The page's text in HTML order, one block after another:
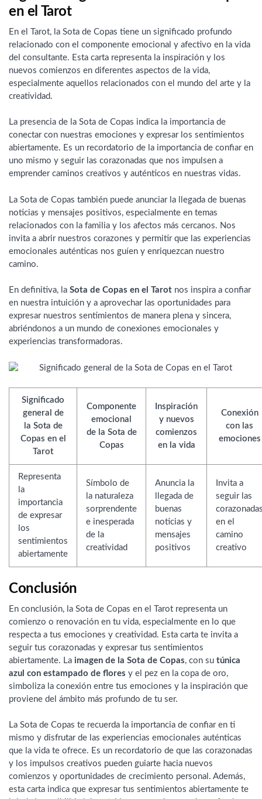
en el Tarot
En el Tarot, la Sota de Copas tiene un significado profundo
relacionado con el componente emocional y afectivo en la vida
del consultante. Esta carta representa la inspiración y los
nuevos comienzos en diferentes aspectos de la vida,
especialmente aquellos relacionados con el mundo del arte y la
creatividad.
La presencia de la Sota de Copas indica la importancia de
conectar con nuestras emociones y expresar los sentimientos
abiertamente. Es un recordatorio de la importancia de confiar en
uno mismo y seguir las corazonadas que nos impulsen a
emprender caminos creativos y auténticos en nuestras vidas.
La Sota de Copas también puede anunciar la llegada de buenas
noticias y mensajes positivos, especialmente en temas
relacionados con la familia y los afectos más cercanos. Nos
invita a abrir nuestros corazones y permitir que las experiencias
emocionales auténticas nos guíen y enriquezcan nuestro
camino.
En definitiva, la Sota de Copas en el Tarot nos inspira a confiar
en nuestra intuición y a aprovechar las oportunidades para
expresar nuestros sentimientos de manera plena y sincera,
abriéndonos a un mundo de conexiones emocionales y
experiencias transformadoras.
Significado
general de
la Sota de
Copas en el
Tarot
Componente
emocional
de la Sota de
Copas
Inspiración
y nuevos
comienzos
en la vida
Conexión
con las
emociones
Representa
la
importancia
de expresar
los
sentimientos
abiertamente
Símbolo de
la naturaleza
sorprendente
e inesperada
de la
creatividad
Anuncia la
llegada de
buenas
noticias y
mensajes
positivos
Invita a
seguir las
en el
camino
creativo
Conclusión
En conclusión, la Sota de Copas en el Tarot representa un
comienzo o renovación en tu vida, especialmente en lo que
respecta a tus emociones y creatividad. Esta carta te invita a
seguir tus corazonadas y expresar tus sentimientos
abiertamente. La imagen de la Sota de Copas, con su túnica
azul con estampado de flores y el pez en la copa de oro,
simboliza la conexión entre tus emociones y la inspiración que
proviene del ámbito más profundo de tu ser.
La Sota de Copas te recuerda la importancia de confiar en ti
mismo y disfrutar de las experiencias emocionales auténticas
que la vida te ofrece. Es un recordatorio de que las corazonadas
y los impulsos creativos pueden guiarte hacia nuevos
comienzos y oportunidades de crecimiento personal. Además,
esta carta indica que expresar tus sentimientos abiertamente te